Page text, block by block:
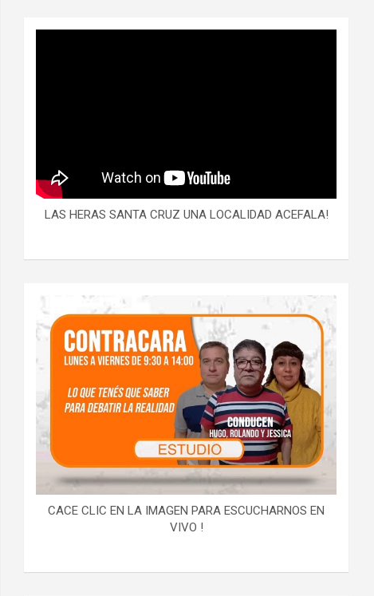
LAS HERAS SANTA CRUZ UNA LOCALIDAD ACEFALA!
CACE CLIC EN LA IMAGEN PARA ESCUCHARNOS EN
VIVO !